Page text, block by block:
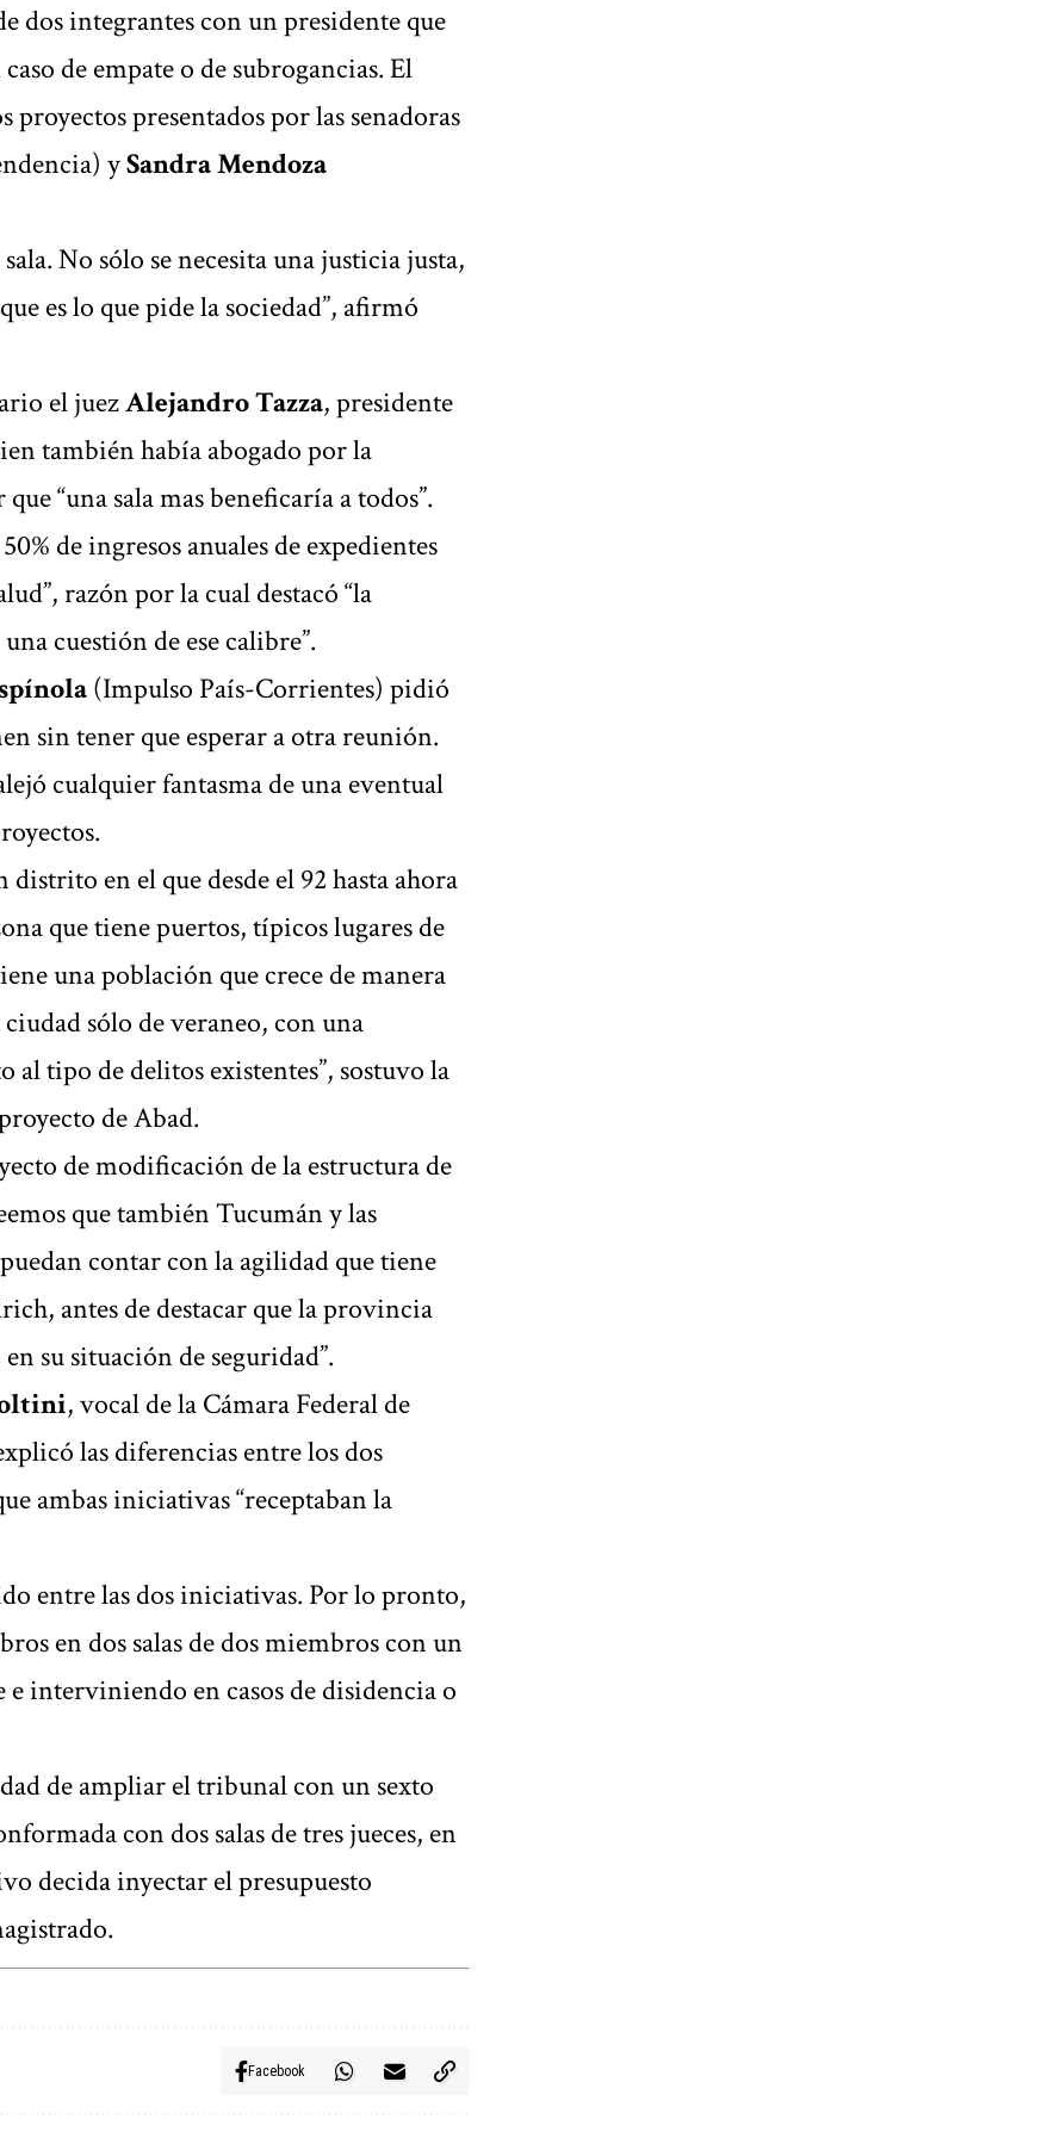
dos integrantes con un presidente que
de empate o de subrogancias. El
presentados por las senadoras
ySandra Mendoza
No sólo se necesita una justicia justa,
es lo que pide la sociedad”, afirmó
el juezAlejandro Tazza, presidente
también había abogado por la
“una sala mas beneficaría a todos”.
de ingresos anuales de expedientes
razón por la cual destacó “la
cuestión de ese calibre”.
(Impulso País-Corrientes) pidió
sin tener que esperar a otra reunión.
cualquier fantasma de una eventual
en el que desde el 92 hasta ahora
que tiene puertos, típicos lugares de
una población que crece de manera
sólo de veraneo, con una
tipo de delitos existentes”, sostuvo la
de Abad.
de modificación de la estructura de
que también Tucumán y las
contar con la agilidad que tiene
antes de destacar que la provincia
su situación de seguridad”.
, vocal de la Cámara Federal de
las diferencias entre los dos
ambas iniciativas “receptaban la
entre las dos iniciativas. Por lo pronto,
en dos salas de dos miembros con un
interviniendo en casos de disidencia o
de ampliar el tribunal con un sexto
con dos salas de tres jueces, en
decida inyectar el presupuesto
Facebook